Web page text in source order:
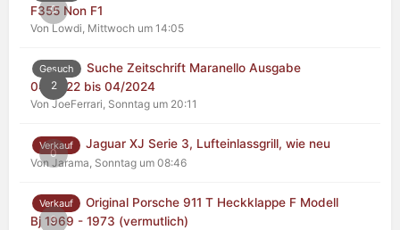
0
F355 Non F1
Von Lowdi, Mittwoch um 14:05
2
Gesuch
Suche Zeitschrift Maranello Ausgabe
04/2022 bis 04/2024
Von JoeFerrari, Sonntag um 20:11
0
Verkauf Jaguar XJ Serie 3, Lufteinlassgrill, wie neu
Von Jarama, Sonntag um 08:46
0
Verkauf
Original Porsche 911 T Heckklappe F Modell
Bj 1969 - 1973 (vermutlich)